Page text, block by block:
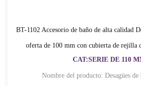
BT-1102 Accesorio de baño de alta calidad
oferta de 100 mm con cubierta de rejilla
CAT:SERIE DE 110
Nombre del producto: